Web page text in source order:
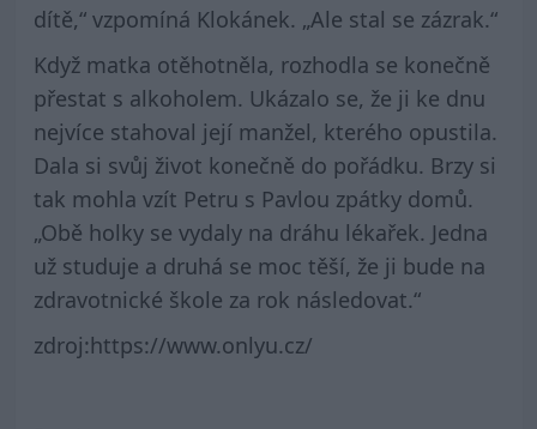
dítě,“ vzpomíná Klokánek. „Ale stal se zázrak.“
Když matka otěhotněla, rozhodla se konečně
přestat s alkoholem. Ukázalo se, že ji ke dnu
nejvíce stahoval její manžel, kterého opustila.
Dala si svůj život konečně do pořádku. Brzy si
tak mohla vzít Petru s Pavlou zpátky domů.
„Obě holky se vydaly na dráhu lékařek. Jedna
už studuje a druhá se moc těší, že ji bude na
zdravotnické škole za rok následovat.“
zdroj:https://www.onlyu.cz/